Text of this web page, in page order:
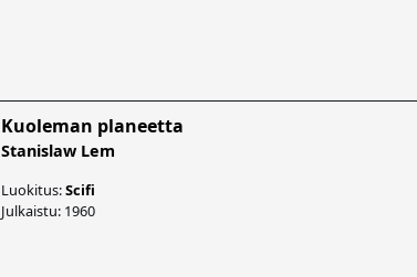
Kuoleman planeetta
Stanislaw Lem
Luokitus:Scifi
Julkaistu: 1960